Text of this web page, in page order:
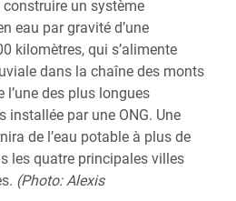
un système
eau par gravité d’une
kilomètres, qui s’alimente
dans la chaîne des monts
l’une des plus longues
installée par une ONG. Une
de l’eau potable à plus de
les quatre principales villes
(Photo:Alexis